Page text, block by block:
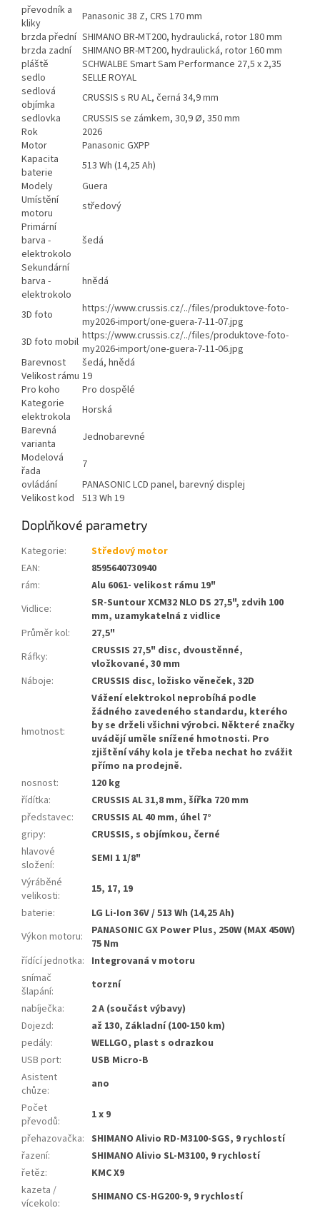
převodník a
kliky
Panasonic 38 Z, CRS 170 mm
brzda přední SHIMANO BR-MT200, hydraulická, rotor 180 mm
brzda zadní
SHIMANO BR-MT200, hydraulická, rotor 160 mm
pláště
SCHWALBE Smart Sam Performance 27,5 x 2,35
sedlo
SELLE ROYAL
sedlová
objímka
CRUSSIS s RU AL, černá 34,9 mm
sedlovka
CRUSSIS se zámkem, 30,9 Ø, 350 mm
Rok
2026
Motor
Panasonic GXPP
Kapacita
baterie
513 Wh (14,25 Ah)
Modely
Guera
Umístění
motoru
středový
Primární
barva -
elektrokolo
šedá
Sekundární
barva -
elektrokolo
hnědá
3D foto
https://www.crussis.cz/../files/produktove-foto-
my2026-import/one-guera-7-11-07.jpg
3D foto mobil https://www.crussis.cz/../files/produktove-foto-
my2026-import/one-guera-7-11-06.jpg
Barevnost
šedá, hnědá
Velikost rámu 19
Pro koho
Pro dospělé
Kategorie
elektrokola
Horská
Barevná
varianta
Jednobarevné
Modelová
řada
7
ovládání
PANASONIC LCD panel, barevný displej
Velikost kod 513 Wh 19
Doplňkové parametry
Kategorie:
Středový motor
EAN:
8595640730940
rám:
Alu 6061- velikost rámu 19"
Vidlice:
SR-Suntour XCM32 NLO DS 27,5", zdvih 100
mm, uzamykatelná z vidlice
Průměr kol:
27,5"
Ráfky:
CRUSSIS 27,5" disc, dvoustěnné,
vložkované, 30 mm
Náboje: CRUSSIS disc, ložisko věneček, 32D
hmotnost:
Vážení elektrokol neprobíhá podle
žádného zavedeného standardu, kterého
by se drželi všichni výrobci. Některé značky
uvádějí uměle snížené hmotnosti. Pro
zjištění váhy kola je třeba nechat ho zvážit
přímo na prodejně.
nosnost:
120 kg
řídítka:
CRUSSIS AL 31,8 mm, šířka 720 mm
představec:
CRUSSIS AL 40 mm, úhel 7°
gripy:
CRUSSIS, s objímkou, černé
hlavové
složení:
SEMI 1 1/8"
Výráběné
velikosti:
15, 17, 19
baterie:
LG Li-Ion 36V / 513 Wh (14,25 Ah)
Výkon motoru:
PANASONIC GX Power Plus, 250W (MAX 450W)
75 Nm
řídící jednotka: Integrovaná v motoru
snímač
šlapání:
torzní
nabíječka:
2 A (součást výbavy)
Dojezd:
až 130, Základní (100-150 km)
pedály:
WELLGO, plast s odrazkou
USB port:
USB Micro-B
Asistent
chůze:
ano
Počet
převodů:
1 x 9
přehazovačka: SHIMANO Alivio RD-M3100-SGS, 9 rychlostí
řazení:
SHIMANO Alivio SL-M3100, 9 rychlostí
řetěz:
KMC X9
kazeta /
vícekolo:
SHIMANO CS-HG200-9, 9 rychlostí